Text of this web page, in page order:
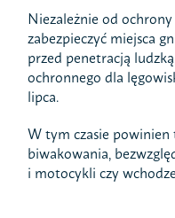
Niezależnie od
zabezpieczyć miejsca
przed penetracją
ochronnego dla
lipca.
W tym czasie powinien
biwakowania,
i motocykli czy